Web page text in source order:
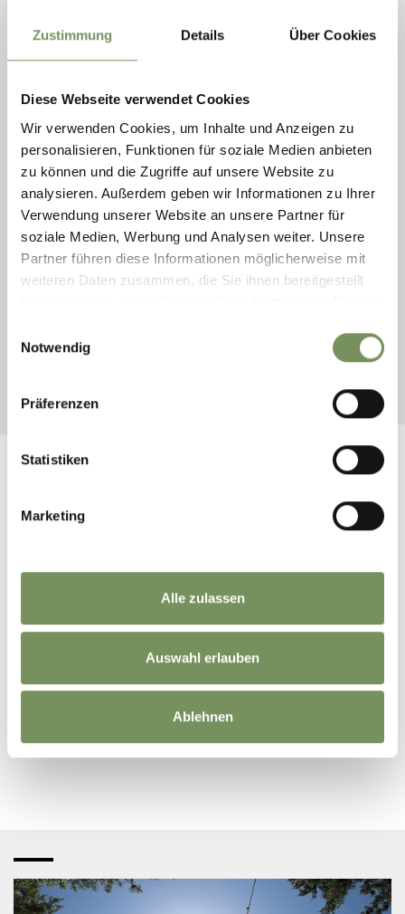
Zustimmung Details Über Cookies
Diese Webseite verwendet Cookies
Wir verwenden Cookies, um Inhalte und Anzeigen zu
personalisieren, Funktionen für soziale Medien anbieten
zu können und die Zugriffe auf unsere Website zu
analysieren. Außerdem geben wir Informationen zu Ihrer
Verwendung unserer Website an unsere Partner für
soziale Medien, Werbung und Analysen weiter. Unsere
Partner führen diese Informationen möglicherweise mit
weiteren Daten zusammen, die Sie ihnen bereitgestellt
Notwendig
Präferenzen
Statistiken
Marketing
Alle zulassen
Auswahl erlauben
Ablehnen
ÖTZI BIKE ACADEMY
Die Ötzi Bike Academy in Naturns bietet ein umfassendes Angebot für
MTB Fahrtechnik, Bike Training, Camps, geführte Touren und
MEHR LESEN
DAS KÖNNTE SIE AUCH NOCH
VIA CLAUDIA AUGUSTA IN